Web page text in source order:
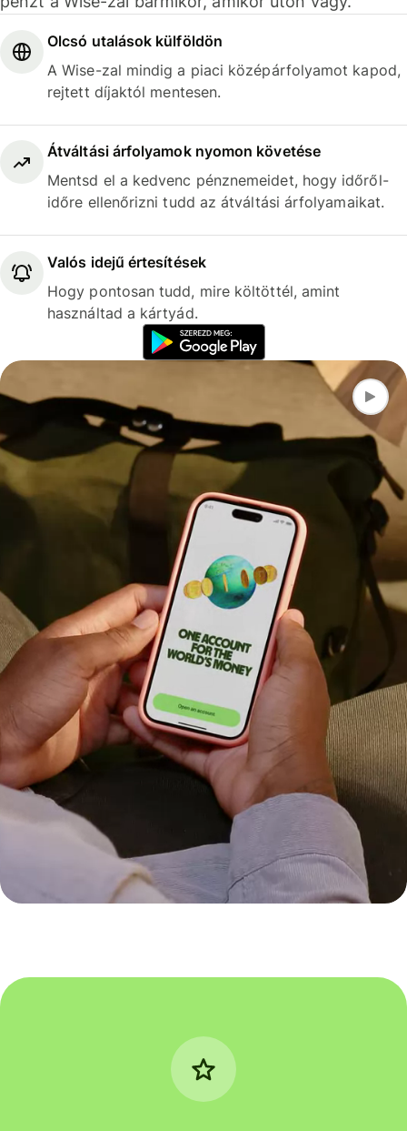
Olcsó utalások külföldön
A Wise-zal mindig a piaci középárfolyamot kapod,
rejtett díjaktól mentesen.
Átváltási árfolyamok nyomon követése
Mentsd el a kedvenc pénznemeidet, hogy időről-
időre ellenőrizni tudd az átváltási árfolyamaikat.
Valós idejű értesítések
Hogy pontosan tudd, mire költöttél, amint
használtad a kártyád.